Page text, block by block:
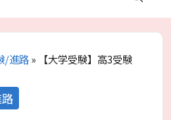
/進路» 【大学受験】高3受験